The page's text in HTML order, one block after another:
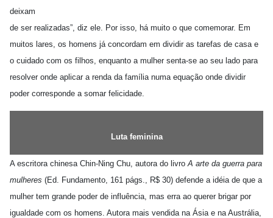
deixam
de ser realizadas”, diz ele. Por isso, há muito o que comemorar. Em
muitos lares, os homens já concordam em dividir as tarefas de casa e
o cuidado com os filhos, enquanto a mulher senta-se ao seu lado para
resolver onde aplicar a renda da família numa equação onde dividir
poder corresponde a somar felicidade.
Luta feminina
A escritora chinesa Chin-Ning Chu, autora do livroA arte da guerra para
mulheres (Ed. Fundamento, 161 págs., R$ 30) defende a idéia de que a
mulher tem grande poder de influência, mas erra ao querer brigar por
igualdade com os homens. Autora mais vendida na Ásia e na Austrália,